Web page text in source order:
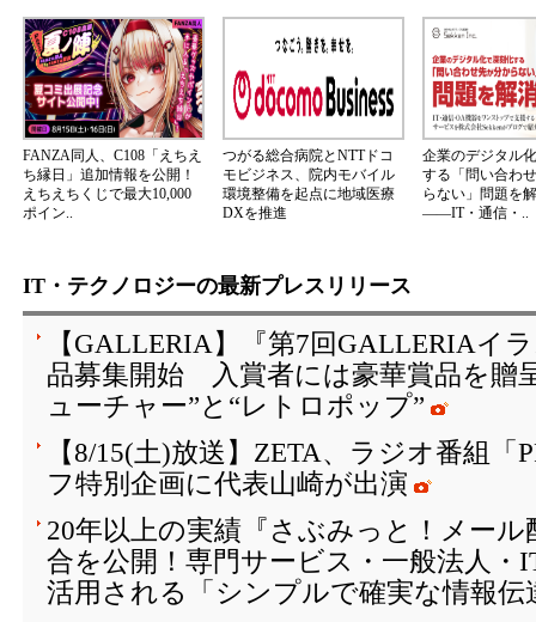
FANZA同人、C108「えちえ
ち縁日」追加情報を公開！
えちえちくじで最大10,000
ポイン..
つがる総合病院とNTTドコ
モビジネス、院内モバイル
環境整備を起点に地域医療
DXを推進
企業のデジタル
する「問い合わ
らない」問題を
――IT・通信・..
IT・テクノロジーの最新プレスリリース
【GALLERIA】『第7回GALLERIAイ
品募集開始 入賞者には豪華賞品を
ューチャー”と“レトロポップ”
【8/15(土)放送】ZETA、ラジオ番組「
フ特別企画に代表山崎が出演
20年以上の実績『さぶみっと！メール
合を公開！専門サービス・一般法人・
活用される「シンプルで確実な情報伝